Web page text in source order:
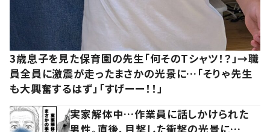
3歳息子を見た保育園の先生「何そのTシャツ！？」→職
員全員に激震が走ったまさかの光景に…「そりゃ先生
も大興奮するはず」「すげーー！！」
実家解体中…作業員に話しかけられた
男性。直後、目撃した衝撃の光景に…